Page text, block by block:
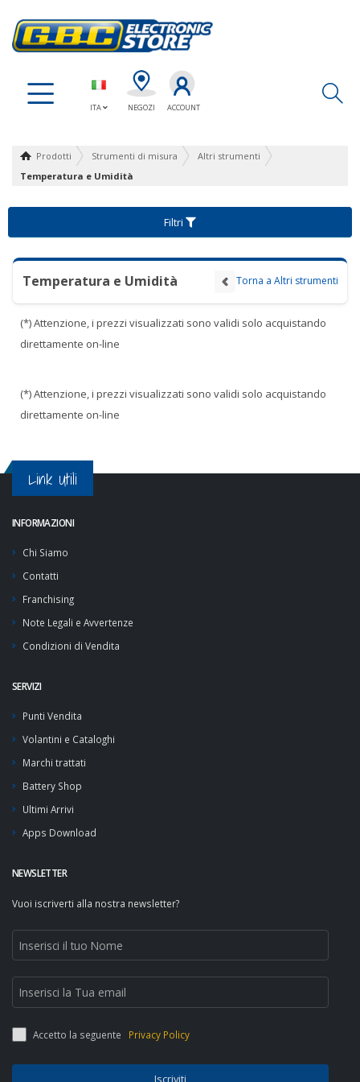
ITA NEGOZI ACCOUNT
Prodotti Strumenti di misura
Altri strumenti
Temperatura e Umidità
Filtri
Temperatura e Umidità Torna a Altri strumenti
(*) Attenzione, i prezzi visualizzati sono validi solo acquistando
direttamente on-line
(*) Attenzione, i prezzi visualizzati sono validi solo acquistando
direttamente on-line
Link Utili
INFORMAZIONI
Chi Siamo
Contatti
Franchising
Note Legali e Avvertenze
Condizioni di Vendita
SERVIZI
Punti Vendita
Volantini e Cataloghi
Marchi trattati
Battery Shop
Ultimi Arrivi
Apps Download
NEWSLETTER
Vuoi iscriverti alla nostra newsletter?
Accetto la seguente Privacy Policy
Iscriviti